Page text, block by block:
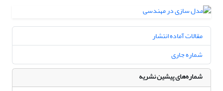
مقالات آماده انتشار
شماره جاری
شماره‌های پیشین نشریه